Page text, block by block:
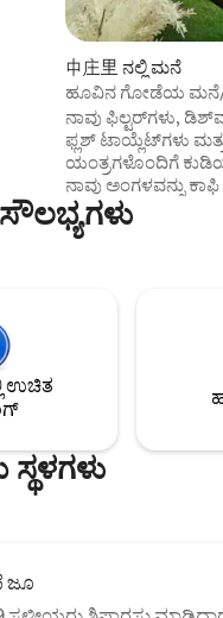
中庄里 ನಲ್ಲಿ ಮನೆ
ಹೂವಿನ ಗೋಡೆಯ ಮನೆ/
ಸುರಂಗಮಾರ್ಗ 6 ನಿಮಿಷ
ನಾವು ಫಿಲ್ಟರ್‌ಗಳು,
ಫ್ಲಶ್ ಟಾಯ್ಲೆಟ್‌ಗಳು
ಯಂತ್ರಗಳೊಂದಿಗೆ
ನಾವು ಅಂಗಳವನ್ನು
ಪಡೆಯಲು ಸೊಗಸಾದ ಮತ್ತು
ಪರಿವರ್ತಿಸಿದ್ದೇವೆ. ಹತ್ತಿರದಲ್ಲಿ ಪ್ರಸಿದ್ಧ ತ್ಸಾಂಗ್ ಕೀ
ರಜಾದಿನಗಳಿಗೆ ಇದು ತುಂಬಾ
ವಿಭಿನ್ನ ವಿನ್ಯಾಸಗಳು
ಭಾಗವಹಿಸಲು
ಉಚಿತ
ಜೂ